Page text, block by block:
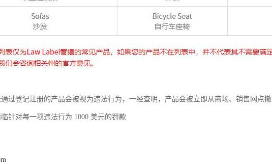
过登记注册的产品会被视为违法行为，一经查明，产品会被立即从商场、销售网点撤
针对每一项违法行为 1000 美元的罚款